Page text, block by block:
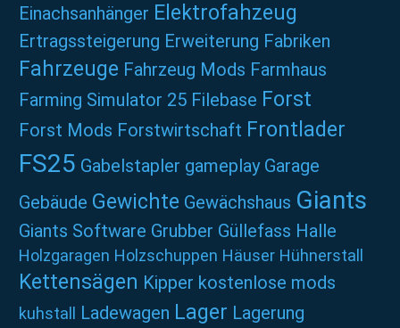
Einachsanhänger Elektrofahzeug
Ertragssteigerung Erweiterung Fabriken
Fahrzeuge Fahrzeug Mods Farmhaus
Farming Simulator 25 Filebase Forst
Forst Mods Forstwirtschaft Frontlader
FS25 Gabelstapler gameplay Garage
Gebäude Gewichte Gewächshaus Giants
Giants Software Grubber Güllefass Halle
Holzgaragen Holzschuppen Häuser Hühnerstall
Kettensägen Kipper kostenlose mods
kuhstall Ladewagen Lager Lagerung